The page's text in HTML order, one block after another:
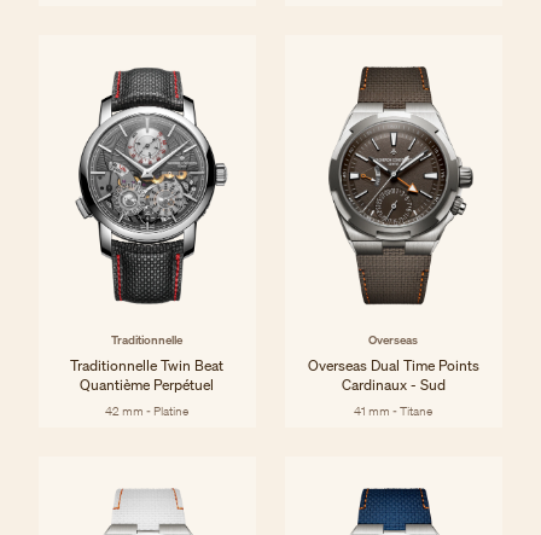
Traditionnelle
Traditionnelle Twin Beat
Quantième Perpétuel
42 mm - Platine
Overseas
Overseas Dual Time Points
Cardinaux - Sud
41 mm - Titane